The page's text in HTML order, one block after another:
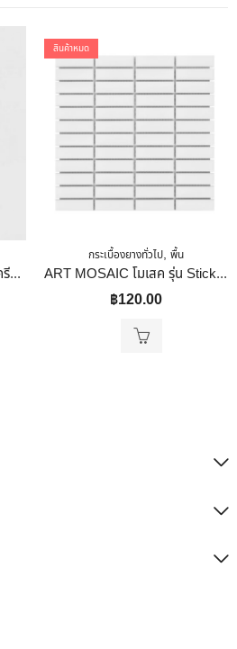
แกรนิตโต้ นาโน เรียบ เงาวาว ครีม / เบจ เรียบ เงา เรียบหรูสไตล์อิตาเลี่ยน 60x60cm
สินค้าหมด
กระเบื้องยางทั่วไป, พื้น
ART MOSAIC โมเสค รุ่น Stick Matte White ขนาด 298 X 294 X 5.5 Mm.
฿120.00